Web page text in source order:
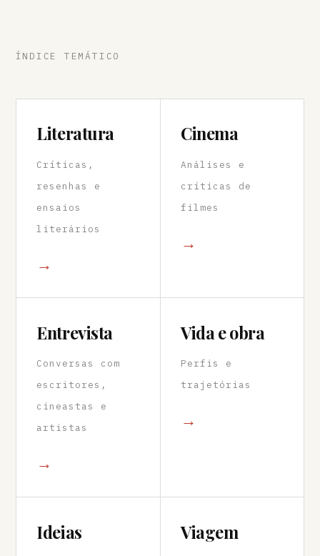
ÍNDICE TEMÁTICO
Literatura
Críticas,
resenhas e
ensaios
literários
→
Cinema
Análises e
críticas de
filmes
→
Entrevista
Conversas com
escritores,
cineastas e
artistas
→
Vida e obra
Perfis e
trajetórias
→
Ideias Viagem